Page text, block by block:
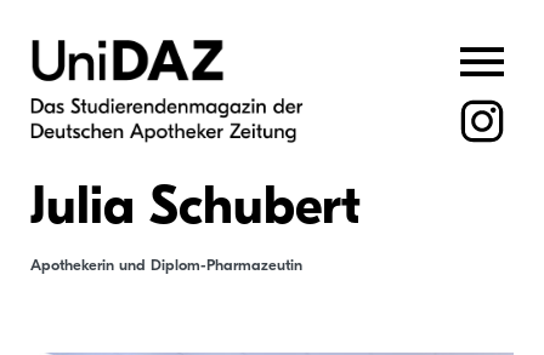
content
Julia Schubert
Apothekerin und Diplom-Pharmazeutin